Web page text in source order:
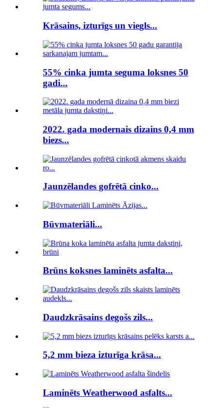
Krāsains, izturīgs un viegls...
55% cinka jumta seguma loksnes 50
gadi...
2022. gada modernais dizains 0,4 mm
biezs...
Jaunzēlandes gofrētā cinko...
Būvmateriāli...
Brūns koksnes laminēts asfalta...
Daudzkrāsains degošs zils...
5,2 mm bieza izturīga krāsa...
Laminēts Weatherwood asfalts...